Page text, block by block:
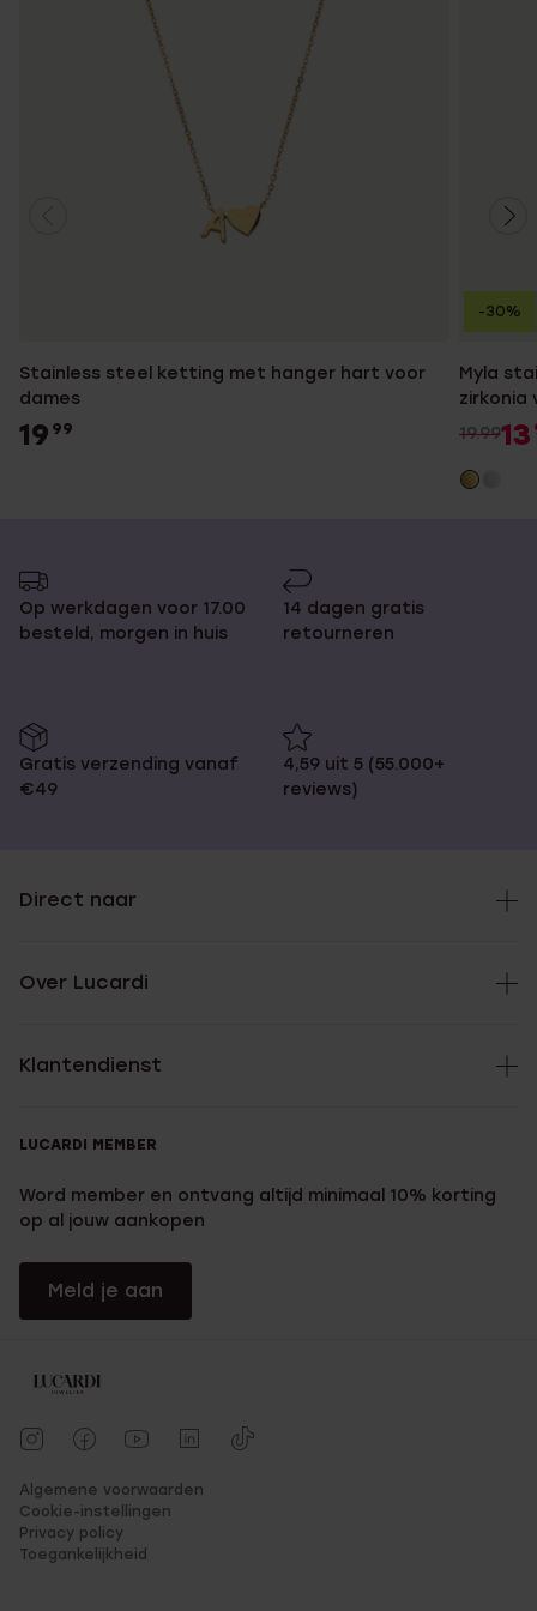
Stainless steel ketting met hanger hart voor
dames
19 99
Myla
zirkonia
19.9913
-30%
Op werkdagen voor 17.00
besteld, morgen in huis
14 dagen gratis
retourneren
Gratis verzending vanaf
€49
4,59 uit 5 (55.000+
reviews)
Direct naar
Over Lucardi
Klantendienst
LUCARDI MEMBER
Word member en ontvang altijd minimaal 10% korting
op al jouw aankopen
Meld je aan
Algemene voorwaarden
Cookie-instellingen
Privacy policy
Toegankelijkheid